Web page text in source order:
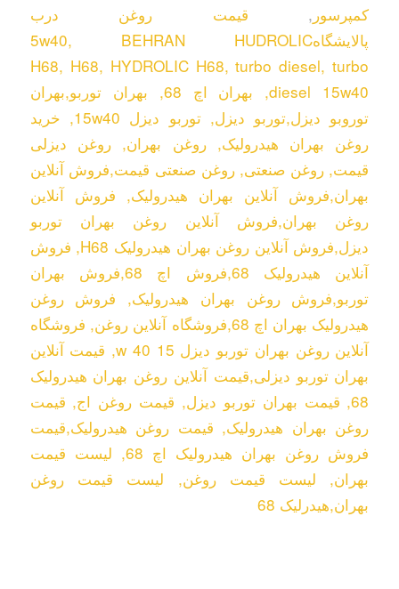
کمپرسور , قیمت روغن درب
پالایشگاه
5w40, BEHRAN HUDROLIC
H68, H68, HYDROLIC H68,turbo diesel,turbo
diesel 15w40
, بهران اچ 68 , بهران توربو,بهران
توروبو دیزل,توربو دیزل,توربو دیزل 15w40 , خرید
روغن بهران هیدرولیک,روغن بهران,روغن دیزلی
قیمت,روغن صنعتی,روغن صنعتی قیمت,فروش آنلاین
بهران,فروش آنلاین بهران هیدرولیک, فروش آنلاین
روغن بهران,فروش آنلاین روغن بهران توربو
دیزل,فروش آنلاین روغن بهران هیدرولیک H68 , فروش
آنلاین هیدرولیک 68
,فروش اچ 68 ,فروش بهران
توربو,فروش روغن بهران هیدرولیک, فروش روغن
هیدرولیک بهران اچ 68
,فروشگاه آنلاین روغن, فروشگاه
آنلاین روغن بهران توربو دیزل 15 w 40
, قیمت آنلاین
بهران توربو دیزلی,قیمت آنلاین روغن بهران هیدرولیک
68
, قیمت بهران توربو دیزل, قیمت روغن اج, قیمت
روغن بهران هیدرولیک, قیمت روغن هیدرولیک,قیمت
فروش روغن بهران هیدرولیک اچ 68
, لیست قیمت
بهران, لیست قیمت روغن, لیست قیمت روغن
بهران,هیدرلیک 68